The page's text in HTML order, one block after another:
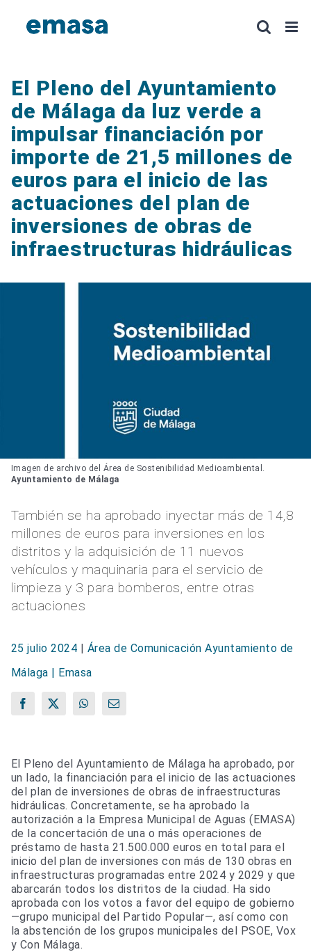
El Pleno del Ayuntamiento
de Málaga da luz verde a
impulsar financiación por
importe de 21,5 millones de
euros para el inicio de las
actuaciones del plan de
inversiones de obras de
infraestructuras hidráulicas
Imagen de archivo del Área de Sostenibilidad Medioambiental.
Ayuntamiento de Málaga
También se ha aprobado inyectar más de 14,8
millones de euros para inversiones en los
distritos y la adquisición de 11 nuevos
vehículos y maquinaria para el servicio de
limpieza y 3 para bomberos, entre otras
actuaciones
25 julio 2024
Área de Comunicación Ayuntamiento de
Málaga | Emasa
Facebook
X WhatsAppCorreo
El Pleno del Ayuntamiento de Málaga ha aprobado, por
un lado, la financiación para el inicio de las actuaciones
del plan de inversiones de obras de infraestructuras
hidráulicas. Concretamente, se ha aprobado la
autorización a la Empresa Municipal de Aguas (EMASA)
de la concertación de una o más operaciones de
préstamo de hasta 21.500.000 euros en total para el
inicio del plan de inversiones con más de 130 obras en
infraestructuras programadas entre 2024 y 2029 y que
abarcarán todos los distritos de la ciudad. Ha sido
aprobada con los votos a favor del equipo de gobierno
—grupo municipal del Partido Popular—, así como con
la abstención de los grupos municipales del PSOE, Vox
y Con Málaga.